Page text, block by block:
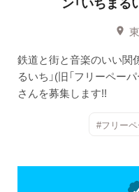
鉄道と街と音楽のいい関
るいち」(旧「フリーペー
さんを募集します!!
#フリー